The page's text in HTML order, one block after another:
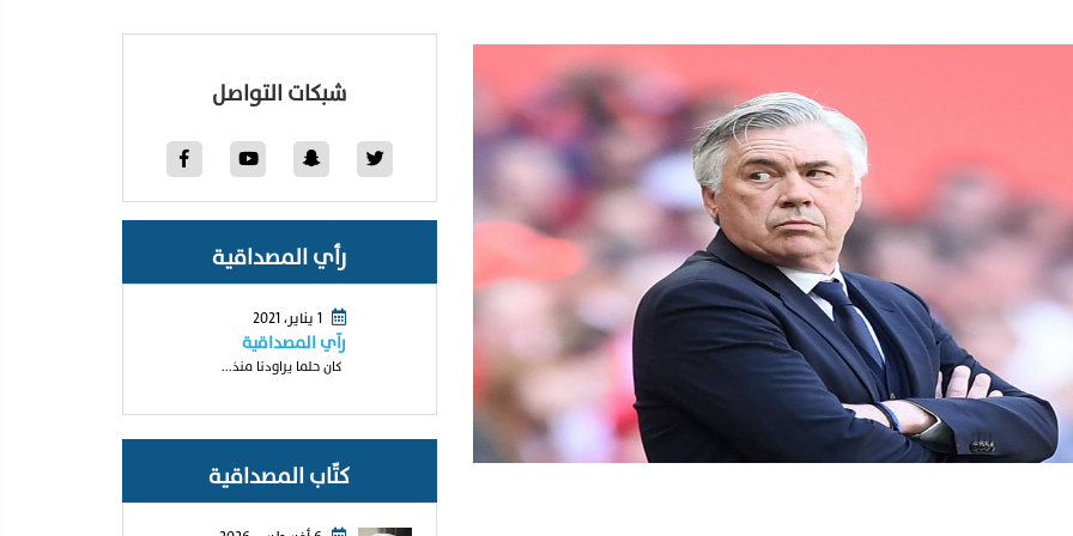
شبكات التواصل
رأي المصداقية
رآي المصداقية
كان حلما يراودنا منذ...
كتّاب المصداقية